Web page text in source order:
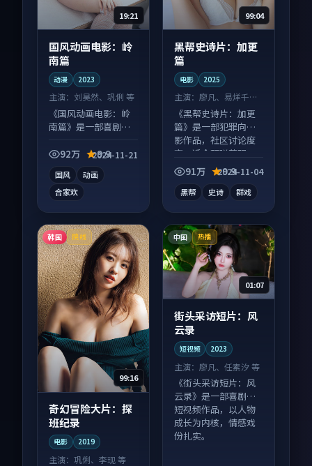
19:21
国风动画电影：岭
南篇
动漫 2023
主演： 刘昊然、巩俐 等
《国风动画电影：岭
南篇》是一部喜剧向
发酵，适合周末一口
92万 9.9
2024-11-21
国风
动画
合家欢
99:04
黑帮史诗片：加更
篇
电影 2025
主演：廖凡、易烊千玺
等
《黑帮史诗片：加更
篇》是一部犯罪向电
影作品，社区讨论度
高，适合配弹幕观
看。91万 9.9
2024-11-04
黑帮 史诗 群戏
韩国 院线
99:16
奇幻冒险大片：探
班纪录
电影 2019
主演： 巩俐、李现 等
中国 热播
01:07
街头采访短片：风
云录
短视频 2023
主演：廖凡、任素汐 等
《街头采访短片：风
云录》是一部喜剧向
短视频作品，以人物
成长为内核，情感戏
份扎实。